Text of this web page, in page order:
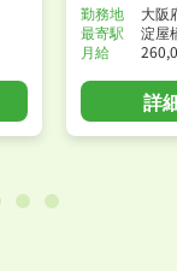
勤務地
大阪
最寄駅
淀屋
月給
詳